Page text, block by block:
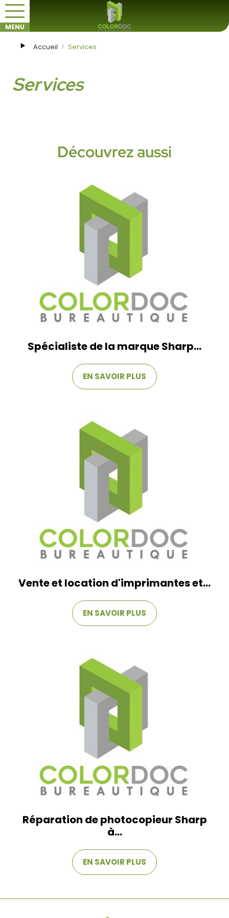
Accueil Services
Services
Découvrez aussi
Spécialiste de la marque Sharp...
EN SAVOIR PLUS
Vente et location d'imprimantes et...
EN SAVOIR PLUS
Réparation de photocopieur Sharp
à...
EN SAVOIR PLUS